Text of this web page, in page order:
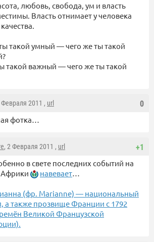
любовь, свобода, ум и власть
Власть отнимает у человека
такой умный — чего же ты такой
такой важный — чего же ты такой
0
Февраля 2011 , url
фотка…
+1
, 2 Февраля 2011 , url
в свете последних событий на
Африки
навевает…
(фр. Marianne) — национальный
а также прозвище Франции с 1792
Великой Французской